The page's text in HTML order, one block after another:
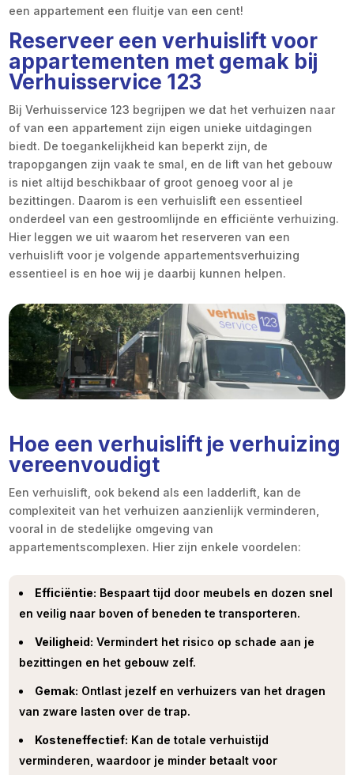
een appartement een fluitje van een cent!
Reserveer een verhuislift voor
appartementen met gemak bij
Verhuisservice 123
Bij Verhuisservice 123 begrijpen we dat het verhuizen naar
of van een appartement zijn eigen unieke uitdagingen
biedt. De toegankelijkheid kan beperkt zijn, de
trapopgangen zijn vaak te smal, en de lift van het gebouw
is niet altijd beschikbaar of groot genoeg voor al je
bezittingen. Daarom is een verhuislift een essentieel
onderdeel van een gestroomlijnde en efficiënte verhuizing.
Hier leggen we uit waarom het reserveren van een
verhuislift voor je volgende appartementsverhuizing
essentieel is en hoe wij je daarbij kunnen helpen.
Hoe een verhuislift je verhuizing
vereenvoudigt
Een verhuislift, ook bekend als een ladderlift, kan de
complexiteit van het verhuizen aanzienlijk verminderen,
vooral in de stedelijke omgeving van
appartementscomplexen. Hier zijn enkele voordelen:
Efficiëntie: Bespaart tijd door meubels en dozen snel
en veilig naar boven of beneden te transporteren.
Veiligheid: Vermindert het risico op schade aan je
bezittingen en het gebouw zelf.
Gemak: Ontlast jezelf en verhuizers van het dragen
van zware lasten over de trap.
Kosteneffectief: Kan de totale verhuistijd
verminderen, waardoor je minder betaalt voor